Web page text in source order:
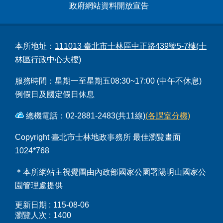
政府網站資料開放宣告
本所地址： 111013 臺北市士林區中正路439號5-7樓(士
林區行政中心大樓)
服務時間：星期一至星期五08:30~17:00 (中午不休息)
例假日及國定假日休息
總機電話：02-2881-2483(共11線)(各課室分機)
Copyright 臺北市士林地政事務所 最佳瀏覽畫面
1024*768
＊本所網站主視覺圖由內政部國家公園署陽明山國家公
園管理處提供
更新日期
115-08-06
瀏覽人次
1400